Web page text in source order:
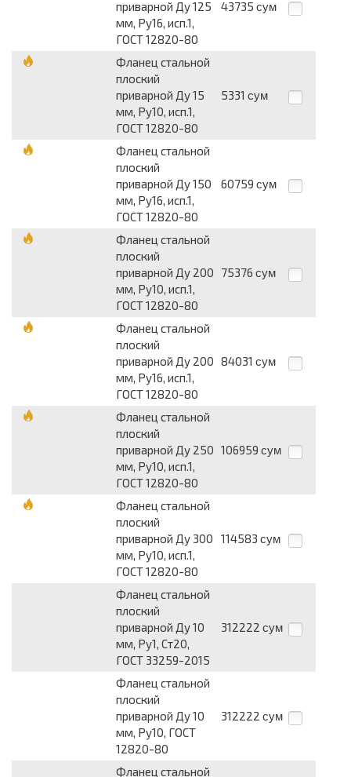
приварной Ду 125
мм, Ру16, исп.1,
ГОСТ 12820-80
43735 сум
Фланец стальной
плоский
приварной Ду 15
мм, Ру10, исп.1,
ГОСТ 12820-80
5331 сум
Фланец стальной
плоский
приварной Ду 150
мм, Ру16, исп.1,
ГОСТ 12820-80
60759 сум
Фланец стальной
плоский
приварной Ду 200
мм, Ру10, исп.1,
ГОСТ 12820-80
75376 сум
Фланец стальной
плоский
приварной Ду 200
мм, Ру16, исп.1,
ГОСТ 12820-80
84031 сум
Фланец стальной
плоский
приварной Ду 250
мм, Ру10, исп.1,
ГОСТ 12820-80
106959 сум
Фланец стальной
плоский
приварной Ду 300
мм, Ру10, исп.1,
ГОСТ 12820-80
114583 сум
Фланец стальной
плоский
приварной Ду 10
мм, Ру1, Ст20,
ГОСТ 33259-2015
312222 сум
Фланец стальной
плоский
приварной Ду 10
мм, Ру10, ГОСТ
12820-80
312222 сум
Фланец стальной